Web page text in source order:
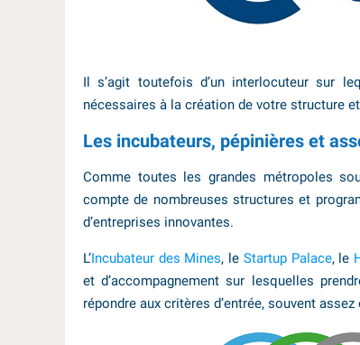
Il s’agit toutefois d’un interlocuteur sur
nécessaires à la création de votre structure
Les incubateurs, pépinières et
Comme toutes les grandes métropoles
compte de nombreuses structures et
d’entreprises innovantes.
L’Incubateur des Mines, le Startup Palace, le
et d’accompagnement sur lesquelles
répondre aux critères d’entrée, souvent assez